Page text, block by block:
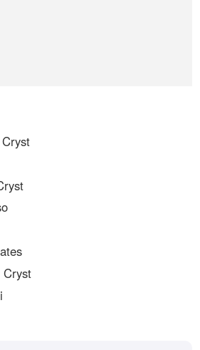
Cryst